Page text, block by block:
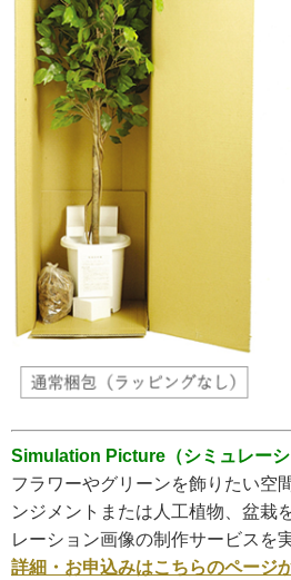
Simulation Picture（シミュレーシ
フラワーやグリーンを飾りたい空
ンジメントまたは人工植物、盆栽
レーション画像の制作サービスを
詳細・お申込みはこちらのページ